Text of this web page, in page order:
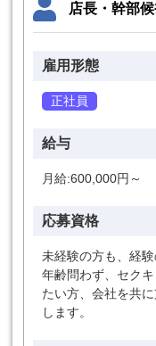
店長・幹部
雇用形態
正社員
給与
月給:600,000円～
応募資格
未経験の方も、経験
年齢問わず、セク
たい方、会社を共
します。